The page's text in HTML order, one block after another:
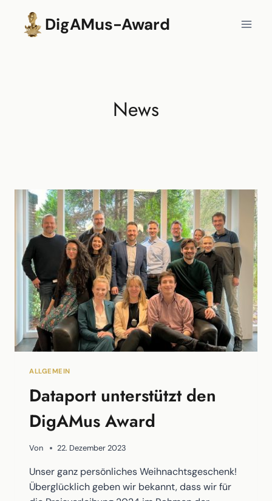
springen
DigAMus-Award
News
ALLGEMEIN
Dataport unterstützt den
DigAMus Award
Von 22. Dezember 2023
Unser ganz persönliches Weihnachtsgeschenk!
Überglücklich geben wir bekannt, dass wir für